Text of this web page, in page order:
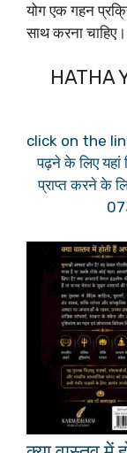
योग एक गहन
साथ करना
HATHA
click on the link
पढ़ने के लिए यहां
प्राप्त करने के